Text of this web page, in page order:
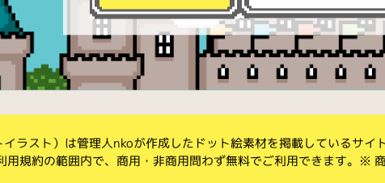
ラスト）は管理人nkoが作成したドット絵素材を掲載しているサイト
用規約の範囲内で、商用・非商用問わず無料でご利用できます。※